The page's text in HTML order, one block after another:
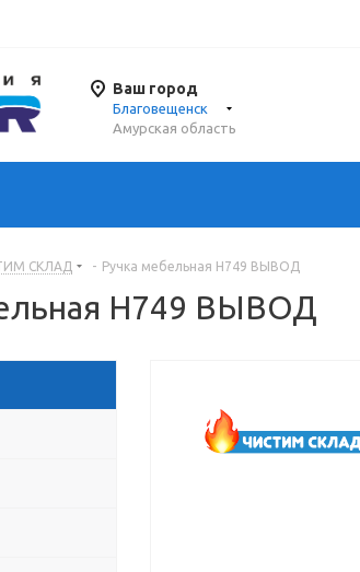
Ваш город
Благовещенск
Амурская область
СКЛАД - Ручка мебельная Н749 ВЫВОД
Н749 ВЫВОД